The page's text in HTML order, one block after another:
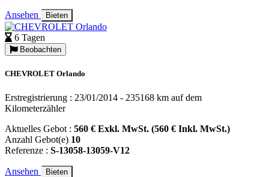
Ansehen Bieten
6 Tagen
Beobachten
CHEVROLET Orlando
Erstregistrierung : 23/01/2014 - 235168 km auf dem
Kilometerzähler
Aktuelles Gebot : 560 € Exkl. MwSt. (560 € Inkl. MwSt.)
Anzahl Gebot(e) 10
Referenze : S-13058-13059-V12
Ansehen Bieten